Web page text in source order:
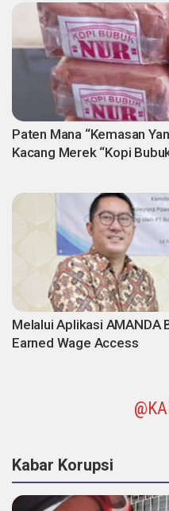
Paten Mana “Kemasan
Kacang Merek “Kopi
Melalui Aplikasi AMANDA
Earned Wage Access
Kabar Korupsi